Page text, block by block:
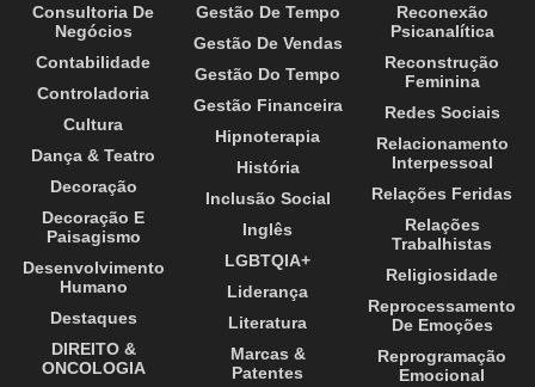
Consultoria De
Negócios
Contabilidade
Controladoria
Cultura
Dança & Teatro
Decoração
Decoração E
Paisagismo
Desenvolvimento
Humano
Destaques
DIREITO &
ONCOLOGIA
Gestão De Tempo
Gestão De Vendas
Gestão Do Tempo
Gestão Financeira
Hipnoterapia
História
Inclusão Social
Inglês
LGBTQIA+
Liderança
Literatura
Marcas &
Patentes
Reconexão
Psicanalítica
Reconstrução
Feminina
Redes Sociais
Relacionamento
Interpessoal
Relações Feridas
Relações
Trabalhistas
Religiosidade
Reprocessamento
De Emoções
Reprogramação
Emocional